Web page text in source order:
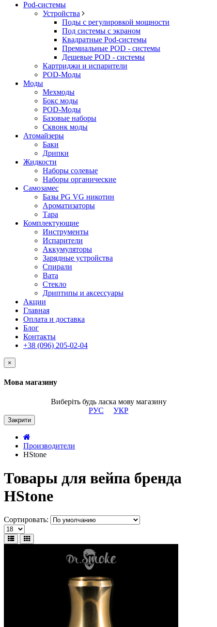
Pod-системы
Устройства
Поды с регулировкой мощности
Под системы с экраном
Квадратные Pod-системы
Премиальные POD - системы
Дешевые POD - системы
Картриджи и испарители
POD-Моды
Моды
Мехмоды
Бокс моды
POD-Моды
Базовые наборы
Сквонк моды
Атомайзеры
Баки
Дрипки
Жидкости
Наборы солевые
Наборы органические
Самозамес
Базы PG VG никотин
Ароматизаторы
Тара
Комплектующие
Инструменты
Испарители
Аккумуляторы
Зарядные устройства
Спирали
Вата
Стекло
Дриптипы и аксессуары
Акции
Главная
Оплата и доставка
Блог
Контакты
+38 (096) 205-02-04
×
Мова магазину
Виберіть будь ласка мову магазину
РУС
УКР
Закрити
Производители
HStone
Товары для вейпа бренда
HStone
Сортировать: